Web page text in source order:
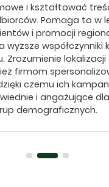
i kształtować
Pomaga to w
i promocji
wyższe współczynniki
Zrozumienie
firmom
czemu ich
i angażujące dla
demograficznych.